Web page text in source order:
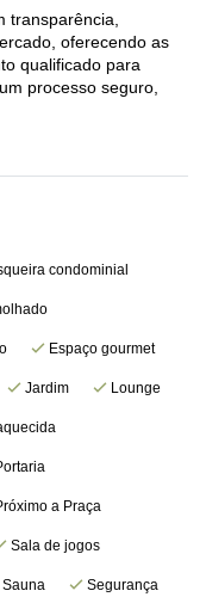
transparência,
oferecendo as
qualificado para
processo seguro,
condominial
Espaço gourmet
Jardim Lounge
a Praça
Sala de jogos
Sauna Segurança